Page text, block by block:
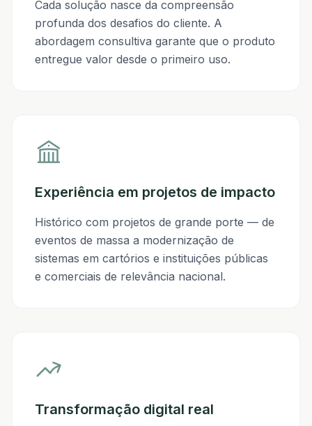
Cada solução nasce da compreensão
profunda dos desafios do cliente. A
abordagem consultiva garante que o produto
entregue valor desde o primeiro uso.
Experiência em projetos de impacto
Histórico com projetos de grande porte — de
eventos de massa a modernização de
sistemas em cartórios e instituições públicas
e comerciais de relevância nacional.
Transformação digital real